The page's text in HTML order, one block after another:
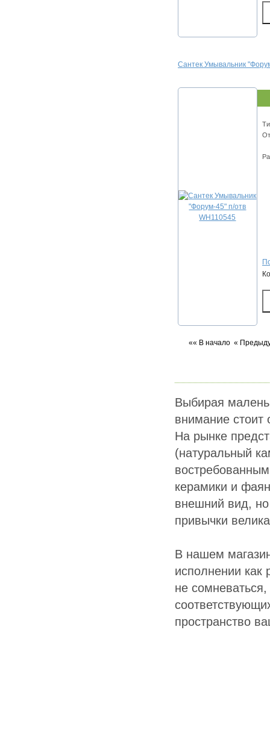
Сантек Умывальник
«« В начало «
Выбирая
внимание стоит
На рынке
(натуральный
керамики и
внешний вид, но
привычки
В нашем
исполнении как
не
пространство